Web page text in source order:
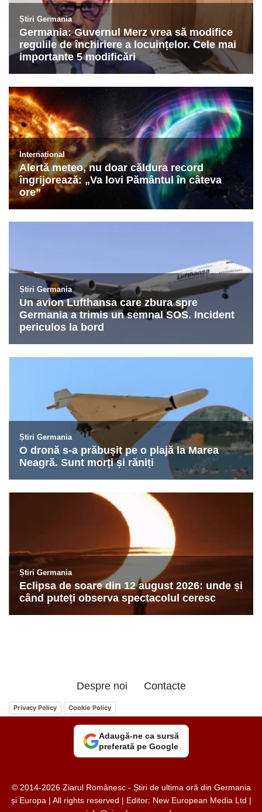
Despre noi Contacte
Privacy Policy Cookie Policy
Adaugă-ne ca sursă
preferată pe Google
© 2014-2026 Ziarul Românesc - Știri de ultima oră din Germania
și Europa | All rights reserved | Editor: New European Media Ltd |